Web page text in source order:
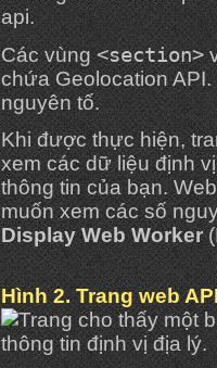
Các vùng<section>
chứa Geolocation
nguyên tố.
Khi được thực hiện,
xem các dữ liệu định
thông tin của bạn.
muốn xem các số
Display Web Worker
Hình 2. Trang web